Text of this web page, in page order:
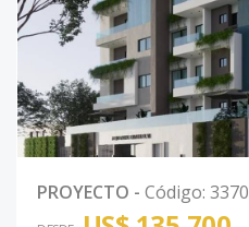
PROYECTO - Código: 3370